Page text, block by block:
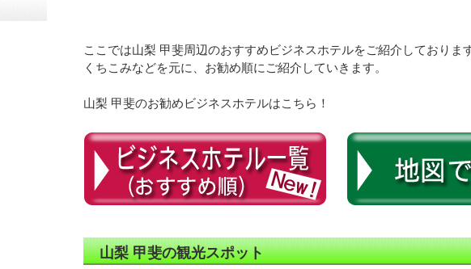
ここでは山梨 甲斐周辺のおすすめビジネスホテルをご紹介しておりま
くちこみなどを元に、お勧め順にご紹介していきます。
山梨 甲斐のお勧めビジネスホテルはこちら！
山梨 甲斐の観光スポット